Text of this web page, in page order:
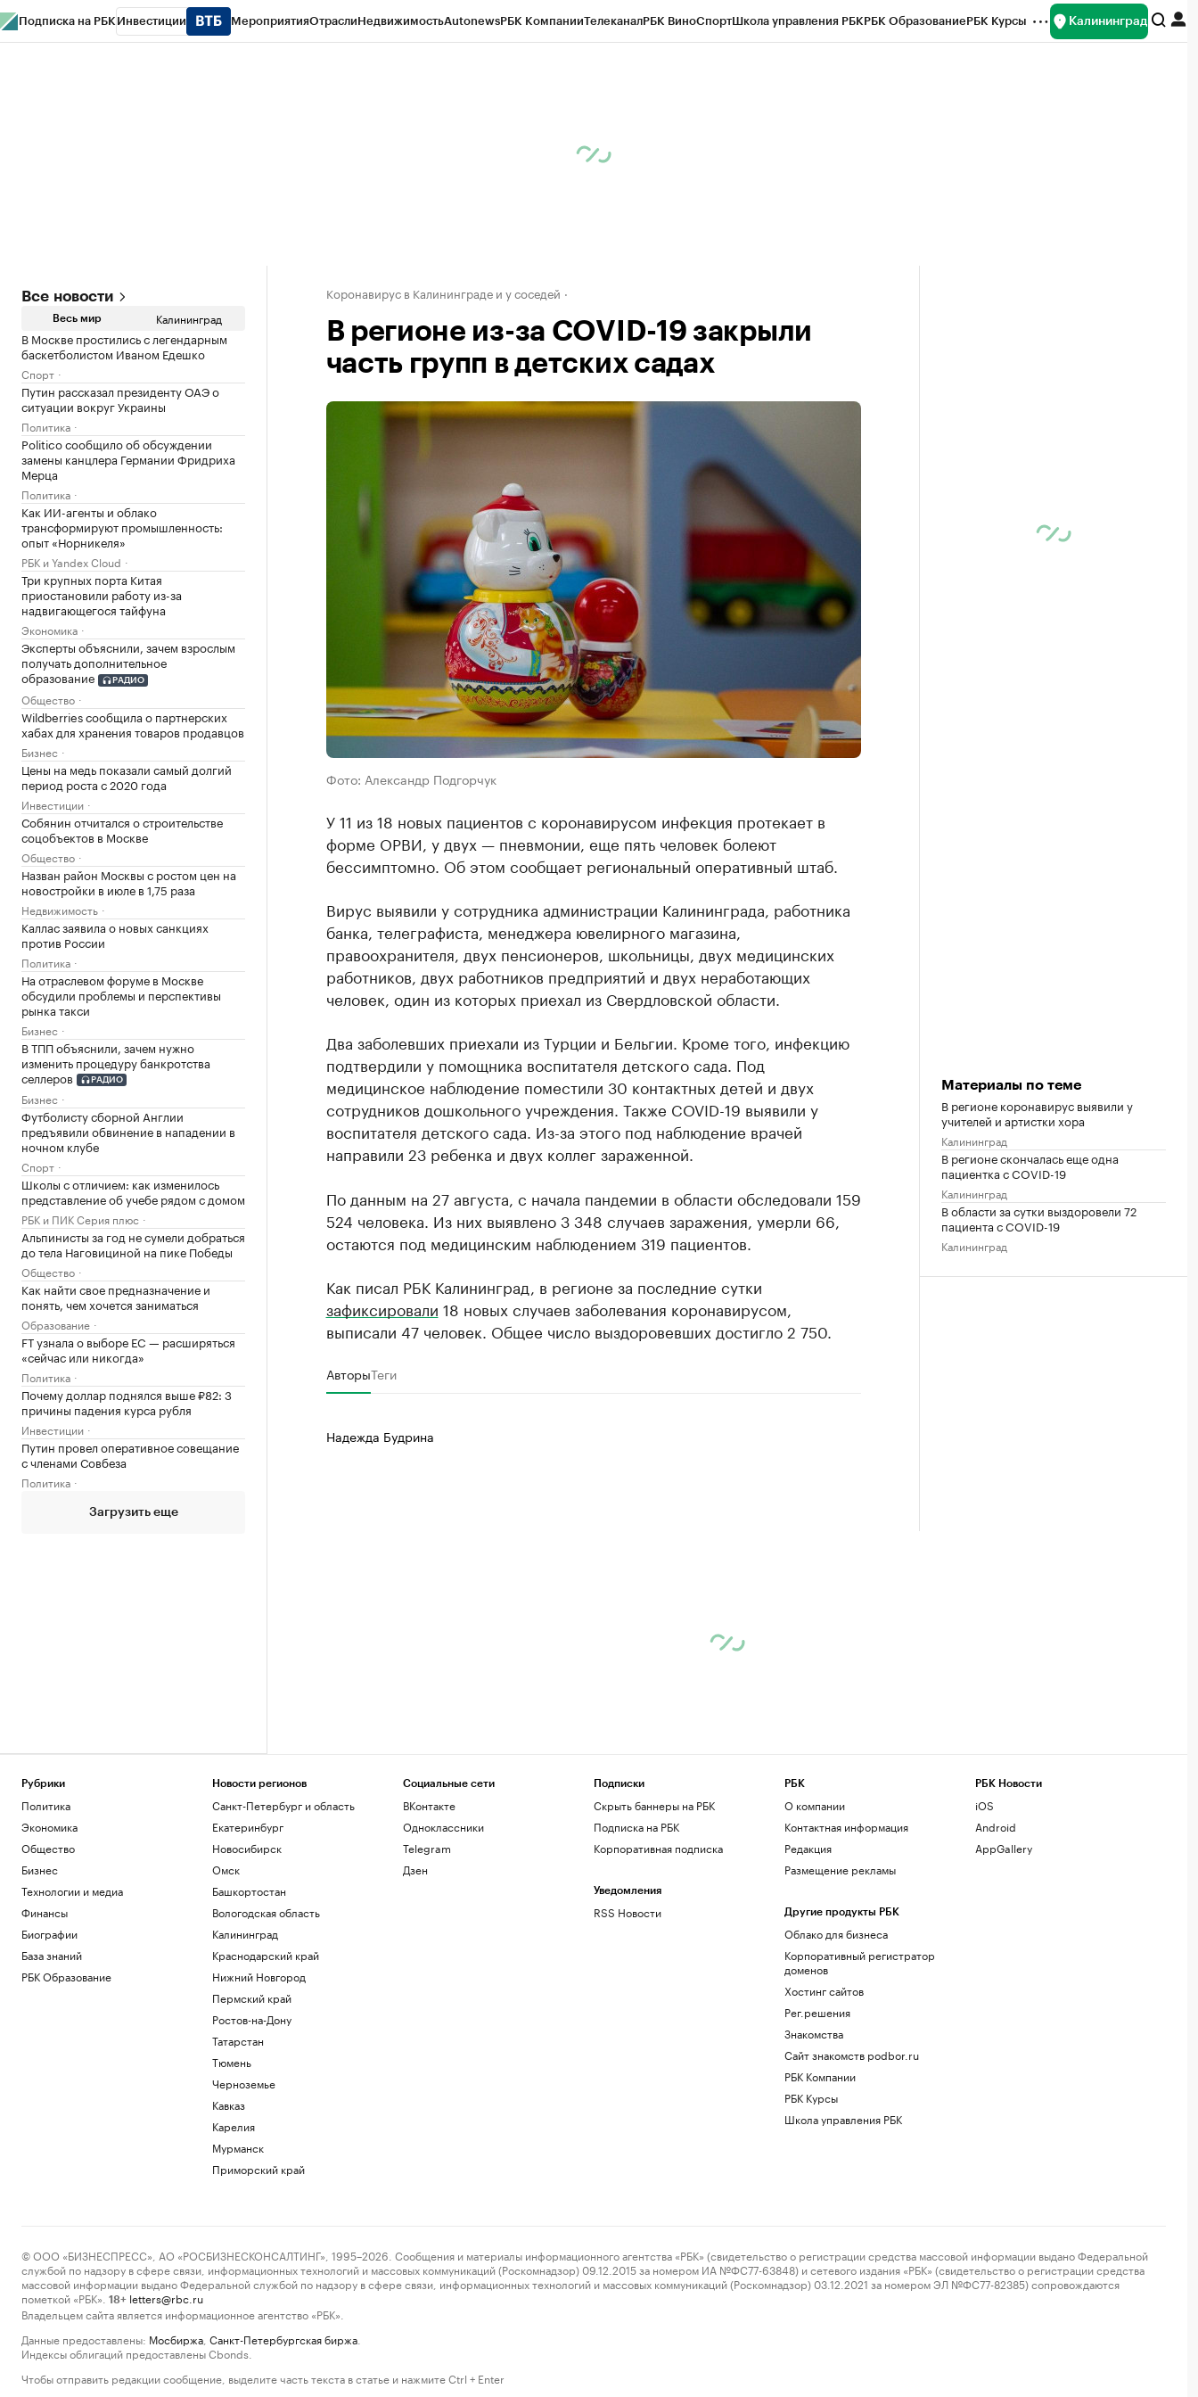
Подписка на РБК Инвестиции МероприятияОтраслиНедвижимостьAutonewsРБК КомпанииТелеканалРБК ВиноСпортШкола управления РБКРБК ОбразованиеРБК Курсы Калининград
Все новости
Весь мир Калининград
В Москве простились с легендарным
баскетболистом Иваном Едешко
Спорт
Путин рассказал президенту ОАЭ о
ситуации вокруг Украины
Политика
Politico сообщило об обсуждении
замены канцлера Германии Фридриха
Мерца
Политика
Как ИИ-агенты и облако
трансформируют промышленность:
опыт «Норникеля»
РБК и Yandex Cloud
Три крупных порта Китая
приостановили работу из-за
надвигающегося тайфуна
Экономика
Эксперты объяснили, зачем взрослым
получать дополнительное
образование
РАДИО
Общество
Wildberries сообщила о партнерских
хабах для хранения товаров продавцов
Бизнес
Цены на медь показали самый долгий
период роста с 2020 года
Инвестиции
Собянин отчитался о строительстве
соцобъектов в Москве
Общество
Назван район Москвы с ростом цен на
новостройки в июле в 1,75 раза
Недвижимость
Каллас заявила о новых санкциях
против России
Политика
На отраслевом форуме в Москве
обсудили проблемы и перспективы
рынка такси
Бизнес
В ТПП объяснили, зачем нужно
изменить процедуру банкротства
селлеров
РАДИО
Бизнес
Футболисту сборной Англии
предъявили обвинение в нападении в
ночном клубе
Спорт
Школы с отличием: как изменилось
представление об учебе рядом с домом
РБК и ПИК Серия плюс
Альпинисты за год не сумели добраться
до тела Наговициной на пике Победы
Общество
Как найти свое предназначение и
понять, чем хочется заниматься
Образование
FT узнала о выборе ЕС — расширяться
«сейчас или никогда»
Политика
Почему доллар поднялся выше ₽82: 3
причины падения курса рубля
Инвестиции
Путин провел оперативное совещание
с членами Совбеза
Политика
Загрузить еще
Коронавирус в Калининграде и у соседей
В регионе из-за COVID-19 закрыли
часть групп в детских садах
Фото: Александр Подгорчук
У 11 из 18 новых пациентов с коронавирусом инфекция протекает в
форме ОРВИ, у двух — пневмонии, еще пять человек болеют
бессимптомно. Об этом сообщает региональный оперативный штаб.
Вирус выявили у сотрудника администрации Калининграда, работника
банка, телеграфиста, менеджера ювелирного магазина,
правоохранителя, двух пенсионеров, школьницы, двух медицинских
работников, двух работников предприятий и двух неработающих
человек, один из которых приехал из Свердловской области.
Два заболевших приехали из Турции и Бельгии. Кроме того, инфекцию
подтвердили у помощника воспитателя детского сада. Под
медицинское наблюдение поместили 30 контактных детей и двух
сотрудников дошкольного учреждения. Также COVID-19 выявили у
воспитателя детского сада. Из-за этого под наблюдение врачей
направили 23 ребенка и двух коллег зараженной.
По данным на 27 августа, с начала пандемии в области обследовали 159
524 человека. Из них выявлено 3 348 случаев заражения, умерли 66,
остаются под медицинским наблюдением 319 пациентов.
Как писал РБК Калининград, в регионе за последние сутки
зафиксировали 18 новых случаев заболевания коронавирусом,
выписали 47 человек. Общее число выздоровевших достигло 2 750.
АвторыТеги
Надежда Будрина
Материалы по теме
В регионе коронавирус выявили у
учителей и артистки хора
Калининград
В регионе скончалась еще одна
пациентка с COVID-19
Калининград
В области за сутки выздоровели 72
пациента с COVID-19
Калининград
Рубрики
Политика
Экономика
Общество
Бизнес
Технологии и медиа
Финансы
Биографии
База знаний
РБК Образование
Новости регионов
Санкт-Петербург и область
Екатеринбург
Новосибирск
Омск
Башкортостан
Вологодская область
Калининград
Краснодарский край
Нижний Новгород
Пермский край
Ростов-на-Дону
Татарстан
Тюмень
Черноземье
Кавказ
Карелия
Мурманск
Приморский край
Социальные сети
ВКонтакте
Одноклассники
Telegram
Дзен
Подписки
Скрыть баннеры на РБК
Подписка на РБК
Корпоративная подписка
Уведомления
RSS Новости
РБК
О компании
Контактная информация
Редакция
Размещение рекламы
Другие продукты РБК
Облако для бизнеса
Корпоративный регистратор
доменов
Хостинг сайтов
Рег.решения
Знакомства
Сайт знакомств podbor.ru
РБК Компании
РБК Курсы
Школа управления РБК
РБК Новости
iOS
Android
AppGallery
© ООО «БИЗНЕСПРЕСС», АО «РОСБИЗНЕСКОНСАЛТИНГ», 1995–2026. Сообщения и материалы информационного агентства «РБК» (свидетельство о регистрации средства массовой информации выдано Федеральной
службой по надзору в сфере связи, информационных технологий и массовых коммуникаций (Роскомнадзор) 09.12.2015 за номером ИА №ФС77-63848) и сетевого издания «РБК» (свидетельство о регистрации средства
массовой информации выдано Федеральной службой по надзору в сфере связи, информационных технологий и массовых коммуникаций (Роскомнадзор) 03.12.2021 за номером ЭЛ №ФС77-82385) сопровождаются
пометкой «РБК».
18+ letters@rbc.ru
Владельцем сайта является информационное агентство «РБК».
Данные предоставлены: Мосбиржа Санкт-Петербургская биржа
Индексы облигаций предоставлены Cbonds.
Чтобы отправить редакции сообщение, выделите часть текста в статье и нажмите Ctrl + Enter